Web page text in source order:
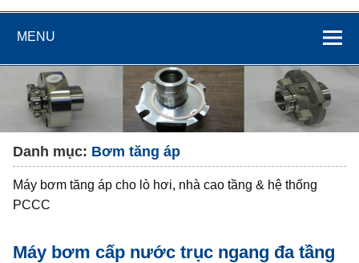
MENU
Danh mục: Bơm tăng áp
Máy bơm tăng áp cho lò hơi, nhà cao tầng & hệ thống
PCCC
Máy bơm cấp nước trục ngang đa tầng